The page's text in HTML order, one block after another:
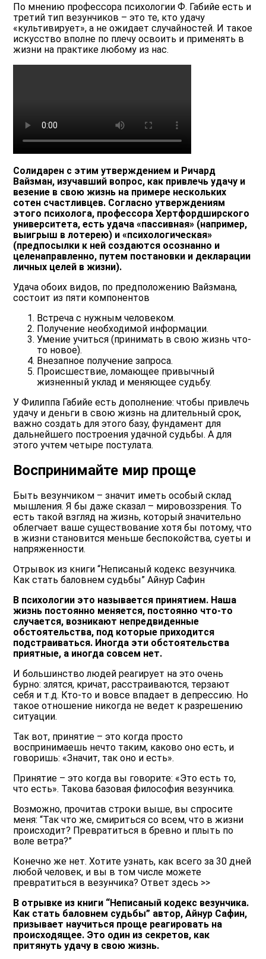
По мнению профессора психологии Ф. Габийе есть и
третий тип везунчиков – это те, кто удачу
«культивирует», а не ожидает случайностей. И такое
искусство вполне по плечу освоить и применять в
жизни на практике любому из нас.
Солидарен с этим утверждением и Ричард
Вайзман, изучавший вопрос, как привлечь удачу и
везение в свою жизнь на примере нескольких
сотен счастливцев. Согласно утверждениям
этого психолога, профессора Хертфордширского
университета, есть удача «пассивная» (например,
выигрыш в лотерею) и «психологическая»
(предпосылки к ней создаются осознанно и
целенаправленно, путем постановки и декларации
личных целей в жизни).
Удача обоих видов, по предположению Вайзмана,
состоит из пяти компонентов
Встреча с нужным человеком.
Получение необходимой информации.
Умение учиться (принимать в свою жизнь что-
то новое).
Внезапное получение запроса.
Происшествие, ломающее привычный
жизненный уклад и меняющее судьбу.
У Филиппа Габийе есть дополнение: чтобы привлечь
удачу и деньги в свою жизнь на длительный срок,
важно создать для этого базу, фундамент для
дальнейшего построения удачной судьбы. А для
этого учтем четыре постулата.
Воспринимайте мир проще
Быть везунчиком – значит иметь особый склад
мышления. Я бы даже сказал – мировоззрения. То
есть такой взгляд на жизнь, который значительно
облегчает ваше существование хотя бы потому, что
в жизни становится меньше беспокойства, суеты и
напряженности.
Отрывок из книги “Неписаный кодекс везунчика.
Как стать баловнем судьбы” Айнур Сафин
В психологии это называется принятием. Наша
жизнь постоянно меняется, постоянно что-то
случается, возникают непредвиденные
обстоятельства, под которые приходится
подстраиваться. Иногда эти обстоятельства
приятные, а иногда совсем нет.
И большинство людей реагирует на это очень
бурно: злятся, кричат, расстраиваются, терзают
себя и т.д. Кто-то и вовсе впадает в депрессию. Но
такое отношение никогда не ведет к разрешению
ситуации.
Так вот, принятие – это когда просто
воспринимаешь нечто таким, каково оно есть, и
говоришь: «Значит, так оно и есть».
Принятие – это когда вы говорите: «Это есть то,
что есть». Такова базовая философия везунчика.
Возможно, прочитав строки выше, вы спросите
меня: “Так что же, смириться со всем, что в жизни
происходит? Превратиться в бревно и плыть по
воле ветра?”
Конечно же нет. Хотите узнать, как всего за 30 дней
любой человек, и вы в том числе можете
превратиться в везунчика? Ответ здесь >>
В отрывке из книги “Неписаный кодекс везунчика.
Как стать баловнем судьбы” автор, Айнур Сафин,
призывает научиться проще реагировать на
происходящее. Это один из секретов, как
притянуть удачу в свою жизнь.